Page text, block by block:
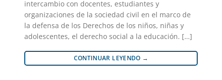
intercambio con docentes, estudiantes y
organizaciones de la sociedad civil en el marco de
la defensa de los Derechos de los niños, niñas y
adolescentes, el derecho social a la educación. […]
CONTINUAR LEYENDO →